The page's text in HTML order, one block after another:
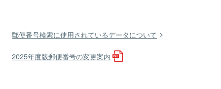
郵便番号検索に使用されているデータについて
2025年度版郵便番号の変更案内